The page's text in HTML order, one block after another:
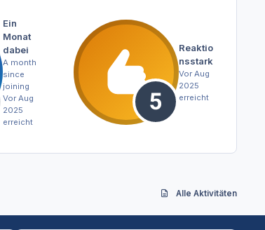
Ein
Monat
dabei
A month
since
joining
Vor Aug
2025
erreicht
Reaktio
nsstark
Vor Aug
2025
erreicht
Alle Aktivitäten